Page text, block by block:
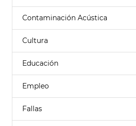
Contaminación Acústica
Cultura
Educación
Empleo
Fallas